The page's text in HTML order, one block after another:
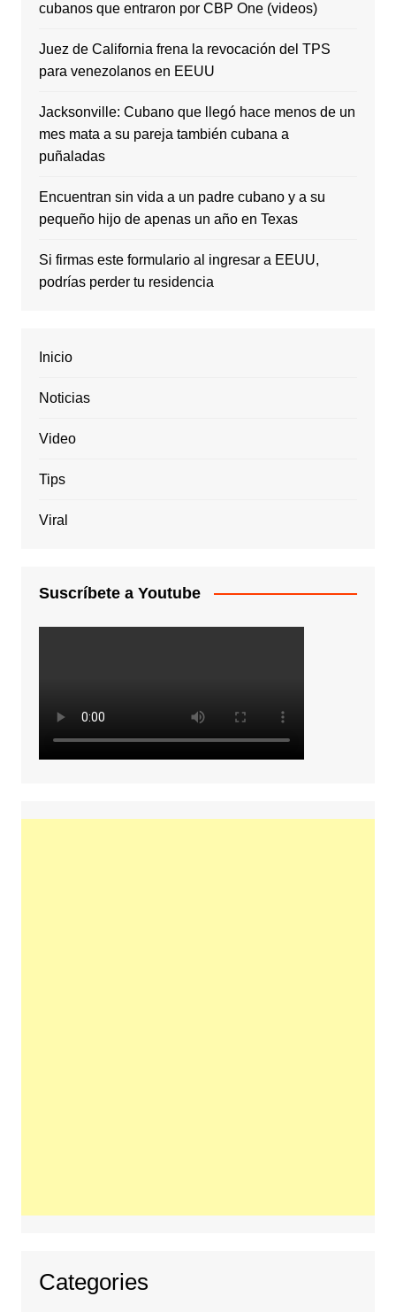
cubanos que entraron por CBP One (videos)
Juez de California frena la revocación del TPS
para venezolanos en EEUU
Jacksonville: Cubano que llegó hace menos de un
mes mata a su pareja también cubana a
puñaladas
Encuentran sin vida a un padre cubano y a su
pequeño hijo de apenas un año en Texas
Si firmas este formulario al ingresar a EEUU,
podrías perder tu residencia
Inicio
Noticias
Video
Tips
Viral
Suscríbete a Youtube
Categories